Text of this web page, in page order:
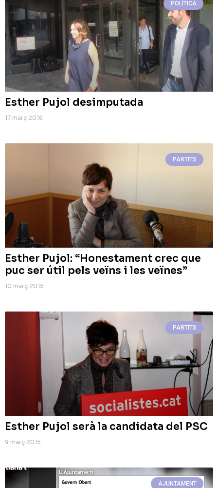
POLÍTICA
Esther Pujol desimputada
17 març 2015
PARTITS
Esther Pujol: “Honestament crec que
puc ser útil pels veïns i les veïnes”
10 març 2015
PARTITS
Esther Pujol serà la candidata del PSC
9 març 2015
AJUNTAMENT